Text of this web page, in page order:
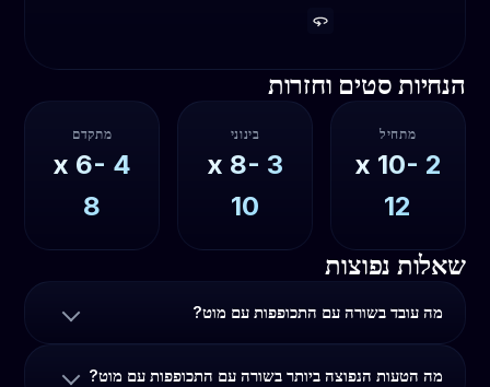
הנחיות סטים וחזרות
מתחיל
2
10-
12
בינוני
3
8-
10
מתקדם
4
6-
8
שאלות נפוצות
מה עובד בשורה עם התכופפות עם מוט?
מה הטעות הנפוצה ביותר בשורה עם התכופפות עם מוט?